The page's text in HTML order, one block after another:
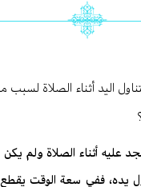
اليد أثناء الصلاة لسبب
عليه أثناء الصلاة ولم
يده، ففي سعة الوقت يقطع